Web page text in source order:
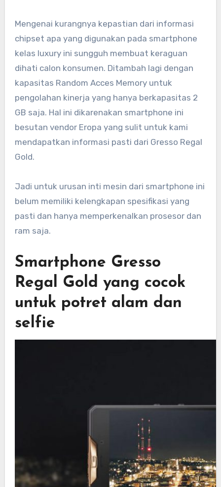
Mengenai kurangnya kepastian dari informasi
chipset apa yang digunakan pada smartphone
kelas luxury ini sungguh membuat keraguan
dihati calon konsumen. Ditambah lagi dengan
kapasitas Random Acces Memory untuk
pengolahan kinerja yang hanya berkapasitas 2
GB saja. Hal ini dikarenakan smartphone ini
besutan vendor Eropa yang sulit untuk kami
mendapatkan informasi pasti dari Gresso Regal
Gold.
Jadi untuk urusan inti mesin dari smartphone ini
belum memiliki kelengkapan spesifikasi yang
pasti dan hanya memperkenalkan prosesor dan
ram saja.
Smartphone Gresso
Regal Gold yang cocok
untuk potret alam dan
selfie